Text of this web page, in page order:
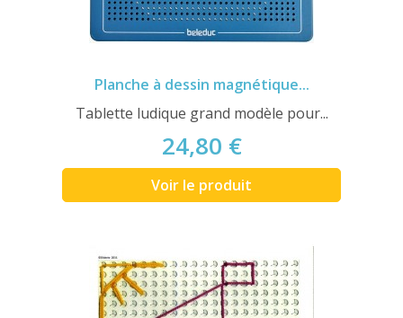
Planche à dessin magnétique...
Tablette ludique grand modèle pour...
24,80 €
Voir le produit